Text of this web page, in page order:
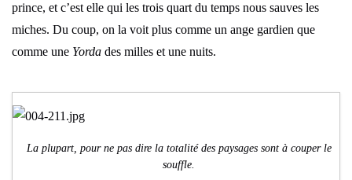
prince, et c’est elle qui les trois quart du temps nous sauves les
miches. Du coup, on la voit plus comme un ange gardien que
comme une Yorda des milles et une nuits.
La plupart, pour ne pas dire la totalité des paysages sont à couper le
souffle.